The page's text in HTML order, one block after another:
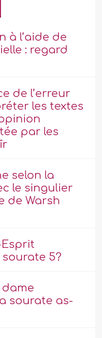
à l’aide de
: regard
de l’erreur
les textes
par les
selon la
le singulier
de Warsh
5?
dame
sourate as-